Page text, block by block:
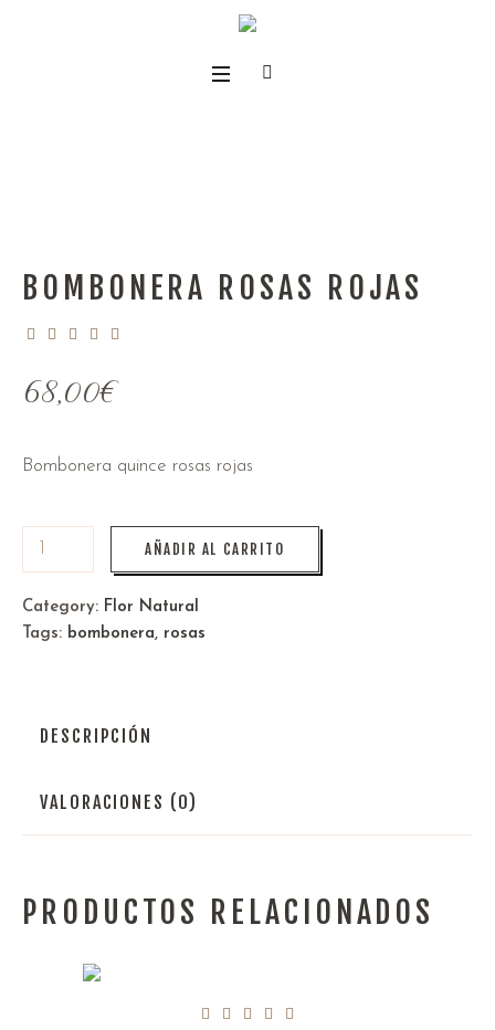
BOMBONERA ROSAS ROJAS
68,00€
Bombonera quince rosas rojas
AÑADIR AL CARRITO
Category: Flor Natural
Tags: bombonera, rosas
DESCRIPCIÓN
VALORACIONES (0)
PRODUCTOS RELACIONADOS